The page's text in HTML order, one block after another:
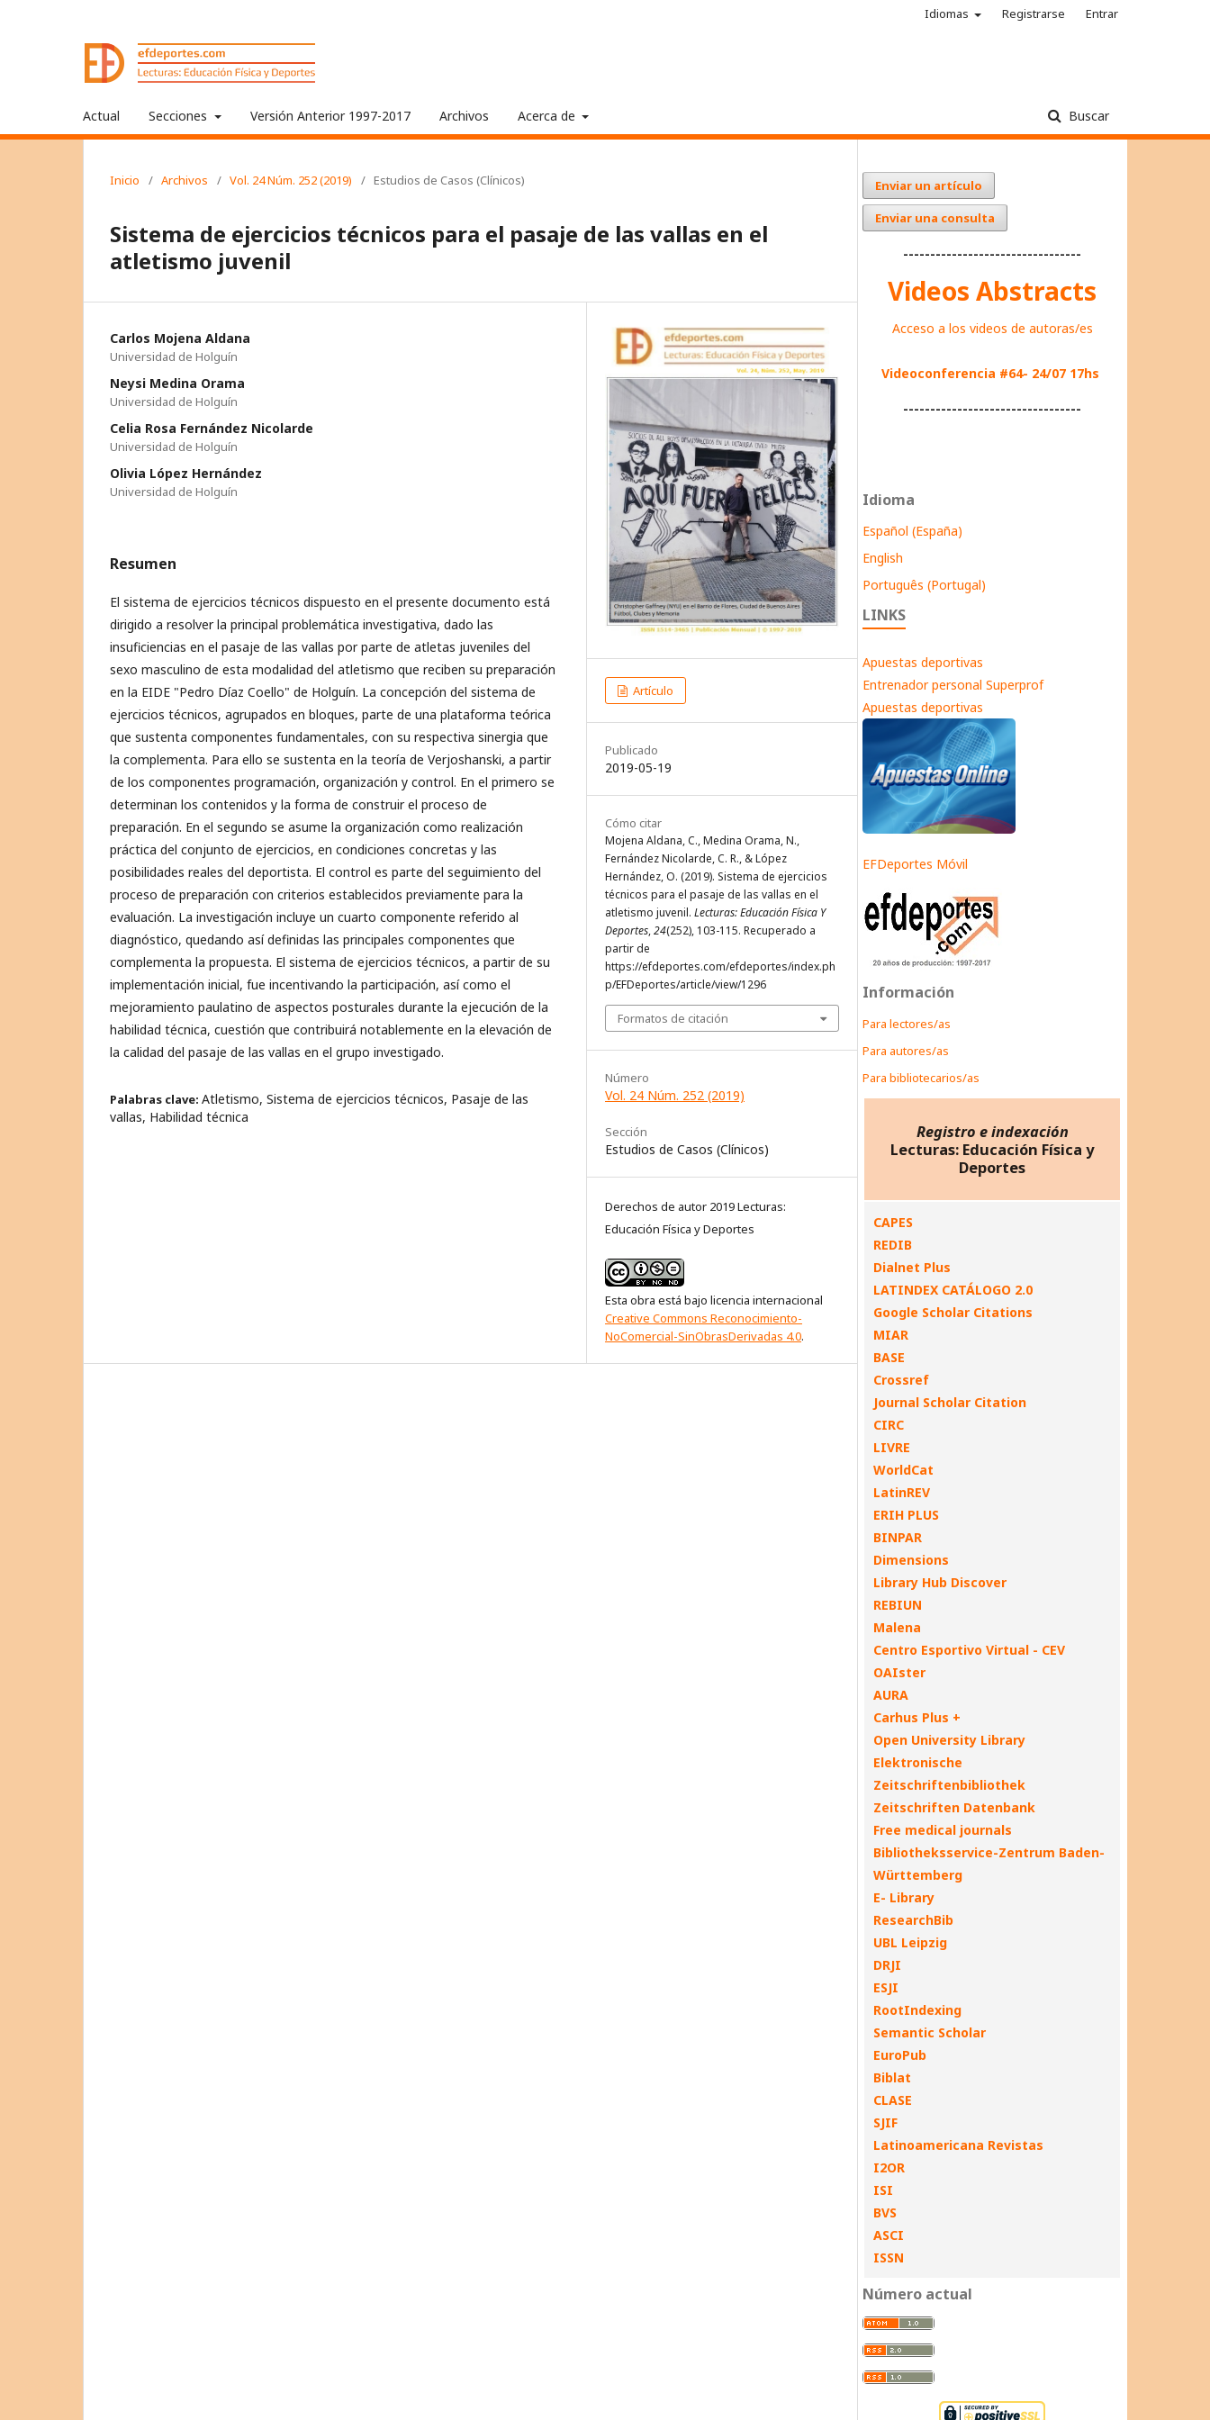
Actual Secciones Versión Anterior 1997-2017 Archivos Acerca de Buscar
Idiomas Registrarse Entrar
Inicio / Archivos / Vol. 24 Núm. 252 (2019) / Estudios de Casos (Clínicos)
Sistema de ejercicios técnicos para el pasaje de las vallas en el
atletismo juvenil
Carlos Mojena Aldana
Universidad de Holguín
Neysi Medina Orama
Universidad de Holguín
Celia Rosa Fernández Nicolarde
Universidad de Holguín
Olivia López Hernández
Universidad de Holguín
Resumen
El sistema de ejercicios técnicos dispuesto en el presente documento está
dirigido a resolver la principal problemática investigativa, dado las
insuficiencias en el pasaje de las vallas por parte de atletas juveniles del
sexo masculino de esta modalidad del atletismo que reciben su preparación
en la EIDE "Pedro Díaz Coello" de Holguín. La concepción del sistema de
ejercicios técnicos, agrupados en bloques, parte de una plataforma teórica
que sustenta componentes fundamentales, con su respectiva sinergia que
la complementa. Para ello se sustenta en la teoría de Verjoshanski, a partir
de los componentes programación, organización y control. En el primero se
determinan los contenidos y la forma de construir el proceso de
preparación. En el segundo se asume la organización como realización
práctica del conjunto de ejercicios, en condiciones concretas y las
posibilidades reales del deportista. El control es parte del seguimiento del
proceso de preparación con criterios establecidos previamente para la
evaluación. La investigación incluye un cuarto componente referido al
diagnóstico, quedando así definidas las principales componentes que
complementa la propuesta. El sistema de ejercicios técnicos, a partir de su
implementación inicial, fue incentivando la participación, así como el
mejoramiento paulatino de aspectos posturales durante la ejecución de la
habilidad técnica, cuestión que contribuirá notablemente en la elevación de
la calidad del pasaje de las vallas en el grupo investigado.
Palabras clave: Atletismo, Sistema de ejercicios técnicos, Pasaje de las
vallas, Habilidad técnica
Artículo
Publicado
2019-05-19
Cómo citar
Mojena Aldana, C., Medina Orama, N.,
Fernández Nicolarde, C. R., & López
Hernández, O. (2019). Sistema de ejercicios
técnicos para el pasaje de las vallas en el
atletismo juvenil. Lecturas: Educación Física Y
Deportes,24(252), 103-115. Recuperado a
partir de
https://efdeportes.com/efdeportes/index.ph
p/EFDeportes/article/view/1296
Formatos de citación
Número
Vol. 24 Núm. 252 (2019)
Sección
Estudios de Casos (Clínicos)
Derechos de autor 2019 Lecturas:
Educación Física y Deportes
Esta obra está bajo licencia internacional
Creative Commons Reconocimiento-
NoComercial-SinObrasDerivadas 4.0.
Enviar un artículo
Enviar una consulta
---------------------------------
Videos Abstracts
Acceso a los videos de autoras/es
Videoconferencia #64- 24/07 17hs
---------------------------------
Idioma
Español (España)
English
Português (Portugal)
LINKS
Apuestas deportivas
Entrenador personal Superprof
Apuestas deportivas
EFDeportes Móvil
Información
Para lectores/as
Para autores/as
Para bibliotecarios/as
Registro e indexación
Lecturas: Educación Física y
Deportes
CAPES
REDIB
Dialnet Plus
LATINDEX CATÁLOGO 2.0
Google Scholar Citations
MIAR
BASE
Crossref
Journal Scholar Citation
CIRC
LIVRE
WorldCat
LatinREV
ERIH PLUS
BINPAR
Dimensions
Library Hub Discover
REBIUN
Malena
Centro Esportivo Virtual - CEV
OAIster
AURA
Carhus Plus +
Open University Library
Elektronische
Zeitschriftenbibliothek
Zeitschriften Datenbank
Free medical journals
Bibliotheksservice-Zentrum Baden-
Württemberg
E- Library
ResearchBib
UBL Leipzig
DRJI
ESJI
RootIndexing
Semantic Scholar
EuroPub
Biblat
CLASE
SJIF
Latinoamericana Revistas
I2OR
ISI
BVS
ASCI
ISSN
Número actual